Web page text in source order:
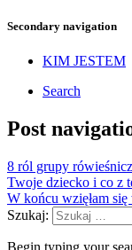
Secondary navigation
KIM JESTEM
Search
Post
8 ról grupy
Twoje dziecko i co z
W końcu wzięłam się
Szukaj:
Begin typing your